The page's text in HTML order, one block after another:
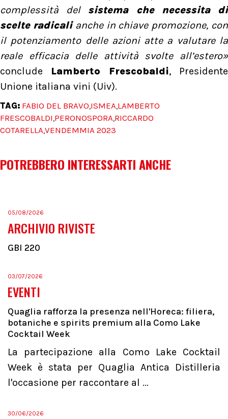
complessità del sistema che necessita di
scelte radicali anche in chiave promozione, con
il potenziamento delle azioni atte a valutare la
reale efficacia delle attività svolte all’estero»
conclude Lamberto Frescobaldi, Presidente
Unione italiana vini (Uiv).
TAG: FABIO DEL BRAVO,ISMEA,LAMBERTO
FRESCOBALDI,PERONOSPORA,RICCARDO
COTARELLA,VENDEMMIA 2023
POTREBBERO INTERESSARTI ANCHE
05/08/2026
ARCHIVIO RIVISTE
GBI 220
03/07/2026
EVENTI
Quaglia rafforza la presenza nell'Horeca: filiera,
botaniche e spirits premium alla Como Lake
Cocktail Week
La partecipazione alla Como Lake Cocktail
Week è stata per Quaglia Antica Distilleria
l'occasione per raccontare al ...
30/06/2026